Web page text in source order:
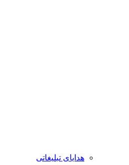
هدایای تبلیغاتی